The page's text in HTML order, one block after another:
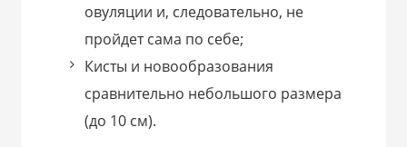
овуляции и, следовательно, не
пройдет сама по себе;
Кисты и новообразования
сравнительно небольшого размера
(до 10 см).